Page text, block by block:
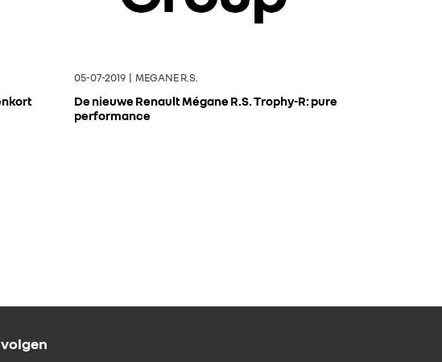
05-07-2019 | MEGANE R.S.
De nieuwe Renault Mégane R.S. Trophy-R: pure
performance